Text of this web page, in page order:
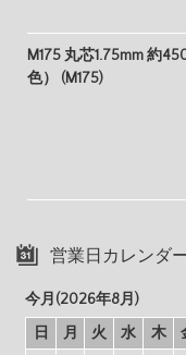
M175 丸芯1.75mm 約
色） (M175)
営業日カレンダ
今月(2026年8月)
日
月 火 水 木